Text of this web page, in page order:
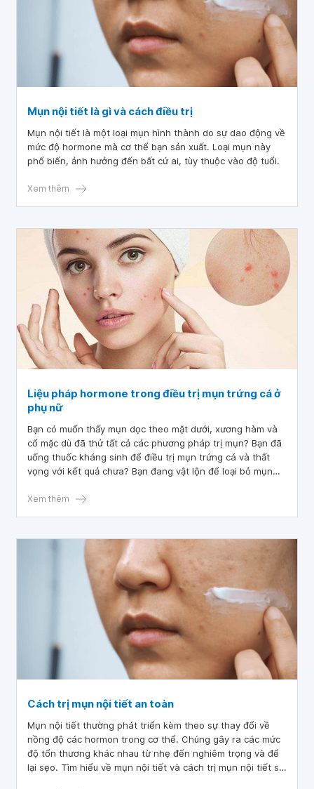
Mụn nội tiết là gì và cách điều trị
Mụn nội tiết là một loại mụn hình thành do sự dao động về
mức độ hormone mà cơ thể bạn sản xuất. Loại mụn này
phổ biến, ảnh hưởng đến bất cứ ai, tùy thuộc vào độ tuổi.
Xem thêm
Liệu pháp hormone trong điều trị mụn trứng cá ở
phụ nữ
Bạn có muốn thấy mụn dọc theo mặt dưới, xương hàm và
cổ mặc dù đã thử tất cả các phương pháp trị mụn? Bạn đã
uống thuốc kháng sinh để điều trị mụn trứng cá và thất
vọng với kết quả chưa? Bạn đang vật lộn để loại bỏ mụn
Xem thêm
Cách trị mụn nội tiết an toàn
Mụn nội tiết thường phát triển kèm theo sự thay đổi về
nồng độ các hormon trong cơ thể. Chúng gây ra các mức
độ tổn thương khác nhau từ nhẹ đến nghiêm trọng và để
lại sẹo. Tìm hiểu về mụn nội tiết và cách trị mụn nội tiết sẽ